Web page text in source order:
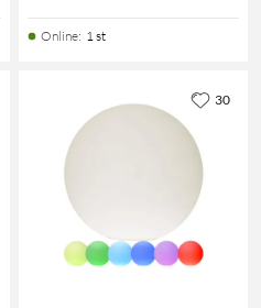
Online: 1 st
30